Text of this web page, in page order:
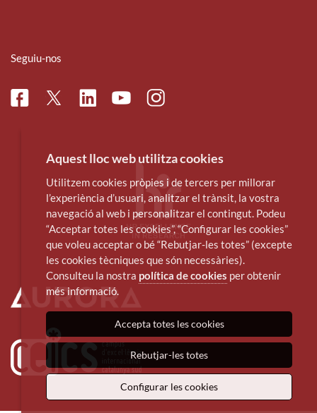
Seguiu-nos
FacebookTwitterLinkedinYoutubeInstagram
Aquest lloc web utilitza cookies
Utilitzem cookies pròpies i de tercers per millorar
l’experiència d’usuari, analitzar el trànsit, la vostra
navegació al web i personalitzar el contingut. Podeu
“Acceptar totes les cookies”, “Configurar les cookies”
que voleu acceptar o bé “Rebutjar-les totes” (excepte
les cookies tècniques que són necessàries).
Consulteu la nostra política de cookies per obtenir
més informació.
Accepta totes les cookies
Rebutjar-les totes
Configurar les cookies